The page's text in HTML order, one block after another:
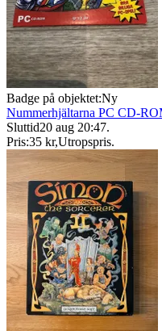
Badge på objektet:Ny
Nummerhjältarna PC CD-
Sluttid20 aug 20:47.
Pris:35 kr,Utropspris.